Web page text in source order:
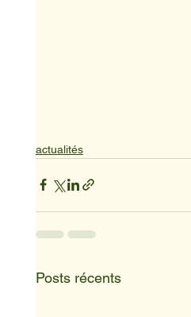
actualités
Posts récents